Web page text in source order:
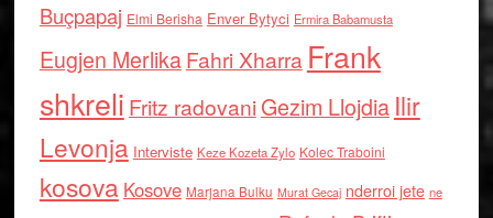
Buçpapaj Elmi Berisha Enver Bytyci Ermira Babamusta
Eugjen MerlikaFahri Xharra Frank
shkreli Fritz radovaniGezim Llojdia Ilir
Levonja Interviste Keze Kozeta Zylo Kolec Traboini
kosova Kosove Marjana Bulku Murat Gecaj nderroi jete ne